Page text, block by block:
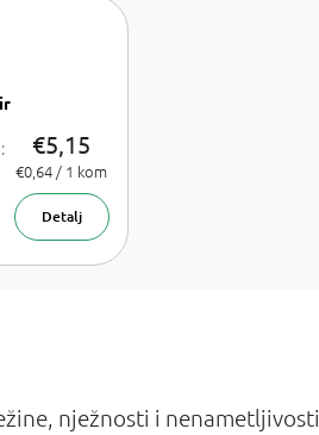
€5,15
Izmjeri
cijenu:
€0,64 / 1 kom
Detalj
nježnosti i nenametljivosti